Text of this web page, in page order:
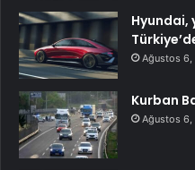
Hyundai,
Ağustos 6,
Kurban
Ağustos 6,